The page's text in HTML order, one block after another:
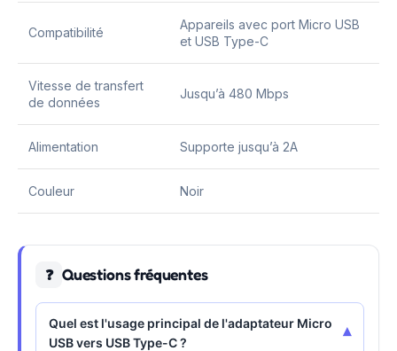
Compatibilité
Appareils avec port Micro USB
et USB Type-C
Vitesse de transfert
de données
Jusqu’à 480 Mbps
Alimentation Supporte jusqu’à 2A
Couleur Noir
❓ Questions fréquentes
Quel est l'usage principal de l'adaptateur Micro
USB vers USB Type-C ?
▾